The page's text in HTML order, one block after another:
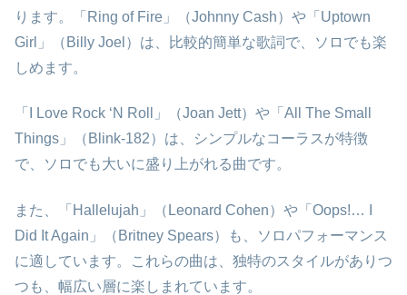
ります。「Ring of Fire」（Johnny Cash）や「Uptown
Girl」（Billy Joel）は、比較的簡単な歌詞で、ソロでも楽
しめます。
「I Love Rock ‘N Roll」（Joan Jett）や「All The Small
Things」（Blink-182）は、シンプルなコーラスが特徴
で、ソロでも大いに盛り上がれる曲です。
また、「Hallelujah」（Leonard Cohen）や「Oops!… I
Did It Again」（Britney Spears）も、ソロパフォーマンス
に適しています。これらの曲は、独特のスタイルがありつ
つも、幅広い層に楽しまれています。